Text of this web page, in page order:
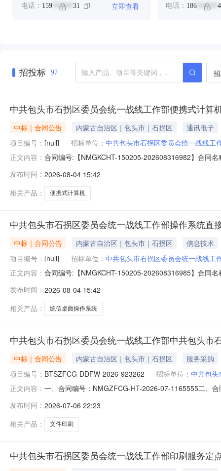
电话： 159 ****** 31 立即查看 电话： 186******
招投标 97
中共包头市石拐区委员会统一战线工作部便携式计算
中标｜合同公告 内蒙古自治区｜包头市｜石拐区
通讯电子
项目编号： [null] 招标单位： 中共包头市石拐区委员会统一战线工
正文内容： 合同编号:【NMGKCHT-150205-202608316982】合同
神华国际公寓B1-10FC联系人：苑文珍合同主要信息1、
发布时间： 2026-08-04 15:42
相关产品：
便携式计算机
中共包头市石拐区委员会统一战线工作部操作系统直
中标｜合同公告 内蒙古自治区｜包头市｜石拐区
信息技术
项目编号： [null] 招标单位： 中共包头市石拐区委员会统一战线工
正文内容： 合同编号:【NMGKCHT-150205-202608316985】合同
际公寓B1-10FC联系人：苑文珍合同主要信息1、主要标
发布时间： 2026-08-04 15:42
相关产品：
统信桌面操作系统
中共包头市石拐区委员会统一战线工作部中共包头
中标｜合同公告 内蒙古自治区｜包头市｜石拐区
服务采购
项目编号： BTSZFCG-DDFW-2026-923262 招标单位： 中共包头
正文内容： 一、合同编号：NMGZFCG-HT-2026-07-1165555二、
市_石拐区金政大厦A座433联系方式：18648261349供
发布时间： 2026-07-06 22:23
相关产品：
文件印刷
中共包头市石拐区委员会统一战线工作部印刷服务定